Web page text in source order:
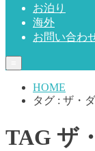
お泊り
海外
お問い合わ
HOME
タグ : ザ・
TAG ザ